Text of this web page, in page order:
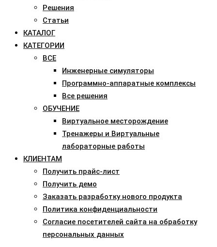
Решения
Статьи
КАТАЛОГ
КАТЕГОРИИ
ВСЕ
Инженерные симуляторы
Программно-аппаратные комплексы
Все решения
ОБУЧЕНИЕ
Виртуальное месторождение
Тренажеры и Виртуальные
лабораторные работы
КЛИЕНТАМ
Получить прайс-лист
Получить демо
Заказать разработку нового продукта
Политика конфиденциальности
Согласие посетителей сайта на обработку
персональных данных